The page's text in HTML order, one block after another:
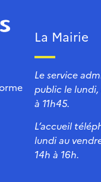
La Mairie
Le service
public le
à 11h45.
L’accueil
lundi au
14h à 16h.